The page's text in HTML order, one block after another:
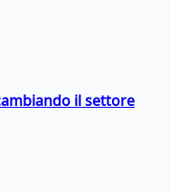
il settore